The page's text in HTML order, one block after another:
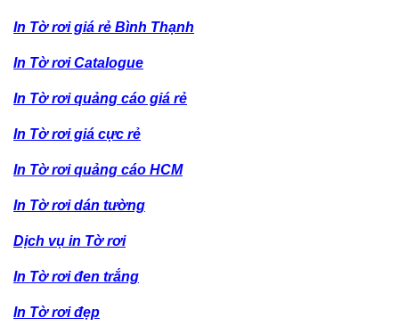
In Tờ rơi giá rẻ Bình Thạnh
In Tờ rơi Catalogue
In Tờ rơi quảng cáo giá rẻ
In Tờ rơi giá cực rẻ
In Tờ rơi quảng cáo HCM
In Tờ rơi dán tường
Dịch vụ in Tờ rơi
In Tờ rơi đen trắng
In Tờ rơi đẹp